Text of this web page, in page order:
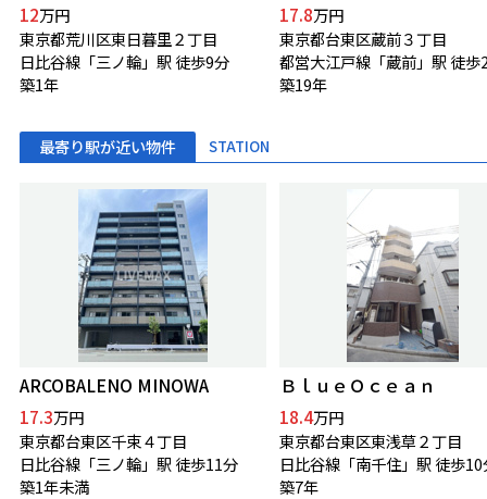
12万円
東京都荒川区東日暮里２丁目
日比谷線「三ノ輪」駅 徒歩9分
築1年
17.8万円
東京都台東区蔵前３丁目
都営大江戸線「蔵前」駅 徒歩
築19年
最寄り駅が近い物件 STATION
ARCOBALENO MINOWA
17.3万円
東京都台東区千束４丁目
日比谷線「三ノ輪」駅 徒歩11分
築1年未満
ＢｌｕｅＯｃｅａｎ
18.4万円
東京都台東区東浅草２丁目
日比谷線「南千住」駅 徒歩10
築7年